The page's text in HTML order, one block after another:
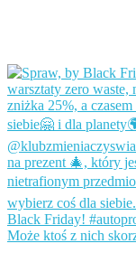
Może ktoś z nich